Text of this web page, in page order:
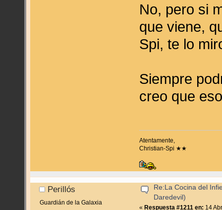
No, pero si
que viene,
Spi, te lo
Siempre
creo que
Atentamente,
Christian-Spi ★★
Perillós
Guardián de la Galaxia
Re:La Cocina del
Daredevil)
«Respuesta #1211 en: 14